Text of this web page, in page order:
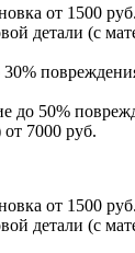
от 1500 руб.
детали (с
до 50%
7000 руб.
от 1500 руб.
детали (с